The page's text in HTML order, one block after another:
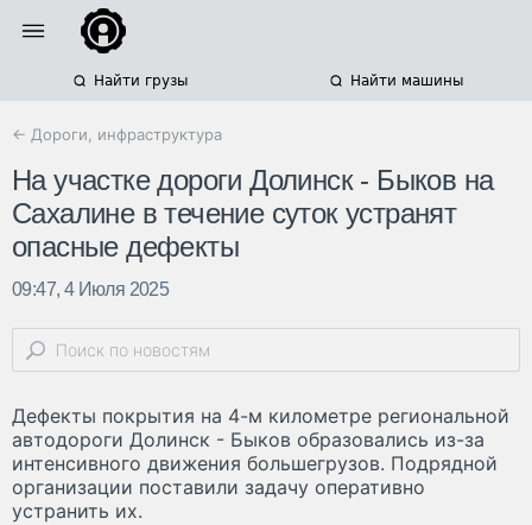
Найти грузы Найти машины
← Дороги, инфраструктура
На участке дороги Долинск - Быков на
Сахалине в течение суток устранят
опасные дефекты
09:47, 4 Июля 2025
Дефекты покрытия на 4-м километре региональной
автодороги Долинск - Быков образовались из-за
интенсивного движения большегрузов. Подрядной
организации поставили задачу оперативно
устранить их.